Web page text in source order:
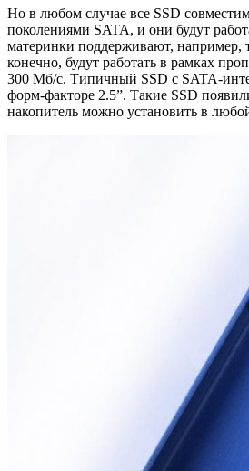
Но в любом случае все SSD
поколениями SATA, и они будут
материнки поддерживают, например,
конечно, будут работать в рамках
300 Мб/с. Типичный SSD с SATA-
форм-факторе 2.5”. Такие SSD
накопитель можно установить в